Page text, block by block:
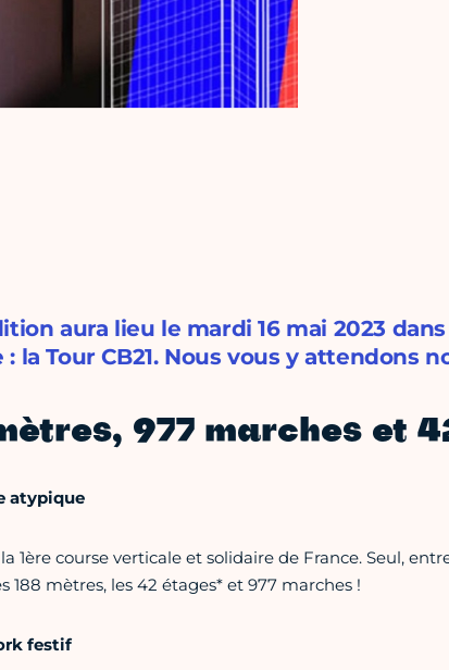
aura lieu le mardi 16 mai 2023
: la Tour CB21. Nous vous y attendons
977 marches et
atypique
1ère course verticale et solidaire de France. Seul,
188 mètres, les 42 étages* et 977 marches !
festif